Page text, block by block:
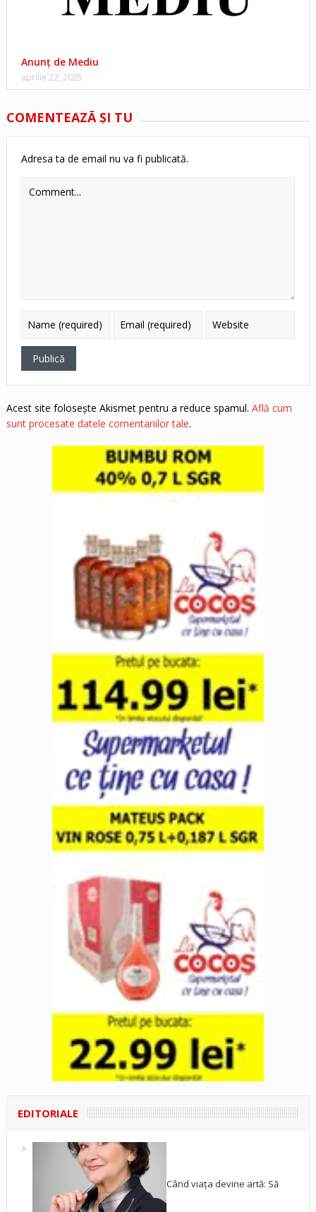
Anunț de Mediu
aprilie 22, 2025
COMENTEAZĂ ŞI TU
Adresa ta de email nu va fi publicată.
Acest site folosește Akismet pentru a reduce spamul. Află cum
sunt procesate datele comentariilor tale.
EDITORIALE
Când viața devine artă: Să